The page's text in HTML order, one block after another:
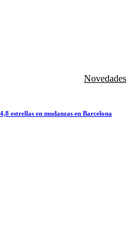
Novedades
estrellas en mudanzas en Barcelona